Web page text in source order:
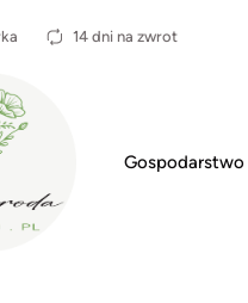
14 dni na zwrot
Gospodarstwo